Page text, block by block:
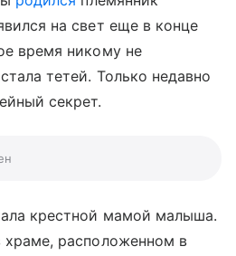
на свет еще в конце
время никому не
тетей. Только недавно
секрет.
крестной мамой малыша.
храме, расположенном в